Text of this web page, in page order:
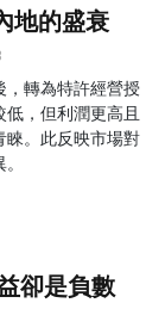
地的盛衰
，轉為特許經營授
，但利潤更高且
睞。此反映市場對
卻是負數